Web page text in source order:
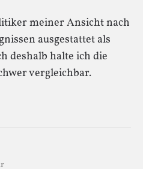
meiner Ansicht nach
ausgestattet als
deshalb halte ich die
vergleichbar.